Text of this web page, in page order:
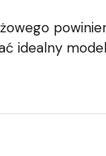
idealny